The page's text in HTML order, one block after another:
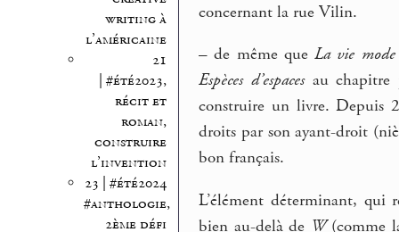
writing à
l’américaine
21
| #été2023,
récit et
roman,
construire
l’invention
23 | #été2024
#anthologie,
2ème défi
concernant la rue Vilin.
– de même queLa vie mode
Espèces d’espacesau chapitre
construire un livre. Depuis
droits par son ayant-droit
bon français.
L’élément déterminant, qui
bien au-delà de W(comme